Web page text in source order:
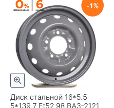
Диск стальной 16*5.5
5*139,7 Et52 98 ВАЗ-2121
1